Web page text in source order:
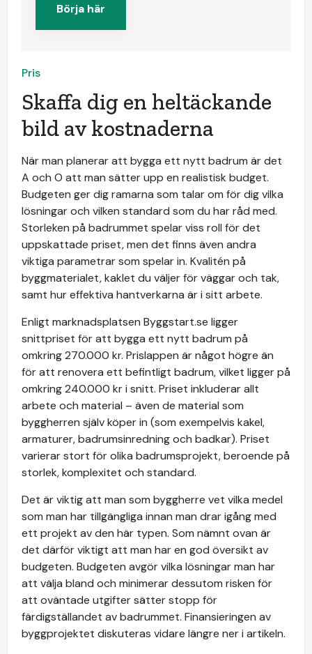
Börja här
Pris
Skaffa dig en heltäckande
bild av kostnaderna
När man planerar att bygga ett nytt badrum är det
A och O att man sätter upp en realistisk budget.
Budgeten ger dig ramarna som talar om för dig vilka
lösningar och vilken standard som du har råd med.
Storleken på badrummet spelar viss roll för det
uppskattade priset, men det finns även andra
viktiga parametrar som spelar in. Kvalitén på
byggmaterialet, kaklet du väljer för väggar och tak,
samt hur effektiva hantverkarna är i sitt arbete.
Enligt marknadsplatsen Byggstart.se ligger
snittpriset för att bygga ett nytt badrum på
omkring 270.000 kr. Prislappen är något högre än
för att renovera ett befintligt badrum, vilket ligger på
omkring 240.000 kr i snitt. Priset inkluderar allt
arbete och material – även de material som
byggherren själv köper in (som exempelvis kakel,
armaturer, badrumsinredning och badkar). Priset
varierar stort för olika badrumsprojekt, beroende på
storlek, komplexitet och standard.
Det är viktig att man som byggherre vet vilka medel
som man har tillgängliga innan man drar igång med
ett projekt av den här typen. Som nämnt ovan är
det därför viktigt att man har en god översikt av
budgeten. Budgeten avgör vilka lösningar man har
att välja bland och minimerar dessutom risken för
att oväntade utgifter sätter stopp för
färdigställandet av badrummet. Finansieringen av
byggprojektet diskuteras vidare längre ner i artikeln.